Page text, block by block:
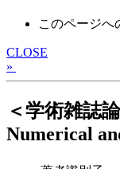
このページへ
CLOSE
»
＜学術雑誌
Numerical